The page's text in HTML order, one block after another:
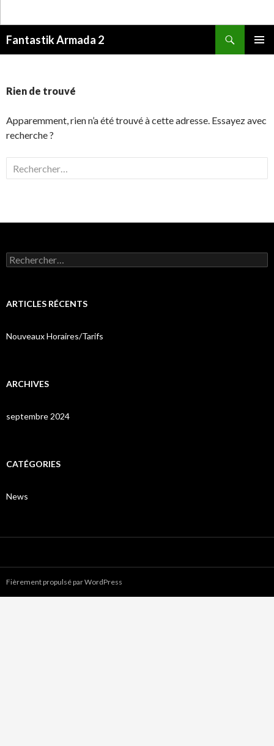
Fantastik Armada 2
Rien de trouvé
Apparemment, rien n’a été trouvé à cette adresse. Essayez avec
recherche ?
Rechercher :
Rechercher :
ARTICLES RÉCENTS
Nouveaux Horaires/Tarifs
ARCHIVES
septembre 2024
CATÉGORIES
News
Fièrement propulsé par WordPress